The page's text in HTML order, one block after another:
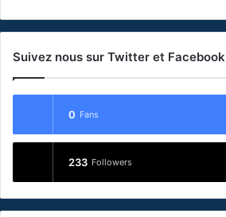
Suivez nous sur Twitter et Facebook
0 Fans
233 Followers